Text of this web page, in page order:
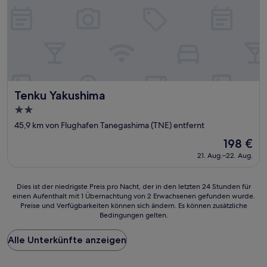
Tenku Yakushima
Tenku Yakushima
2.0-
Sterne-
45,9 km von Flughafen Tanegashima (TNE) entfernt
Der
Preis
beträgt
198 €
21. Aug.–22. Aug.
Dies
ist
Preis
pro
Nacht,
Dies ist der niedrigste Preis pro Nacht, der in den letzten 24 Stunden für
einen Aufenthalt mit 1 Übernachtung von 2 Erwachsenen gefunden wurde.
Preise und Verfügbarkeiten können sich ändern. Es können zusätzliche
Bedingungen gelten.
Alle Unterkünfte anzeigen